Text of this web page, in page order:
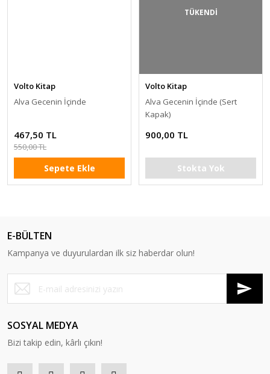
Volto Kitap
Alva Gecenin İçinde
467,50 TL
550,00 TL
Sepete Ekle
TÜKENDİ
Volto Kitap
Alva Gecenin İçinde (Sert
Kapak)
900,00 TL
Stokta Yok
E-BÜLTEN
Kampanya ve duyurulardan ilk siz haberdar olun!
SOSYAL MEDYA
Bizi takip edin, kârlı çıkın!